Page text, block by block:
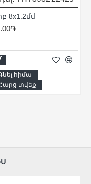
8x1.2մմ
հիմա
տվեք